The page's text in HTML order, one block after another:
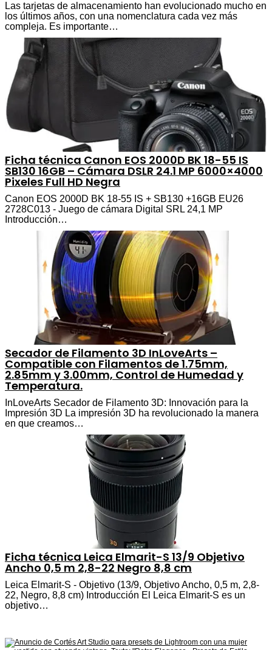
Las tarjetas de almacenamiento han evolucionado mucho en
los últimos años, con una nomenclatura cada vez más
compleja. Es importante…
Ficha técnica Canon EOS 2000D BK 18-55 IS
SB130 16GB – Cámara DSLR 24.1 MP 6000×4000
Pixeles Full HD Negra
Canon EOS 2000D BK 18-55 IS + SB130 +16GB EU26
2728C013 - Juego de cámara Digital SRL 24,1 MP
Introducción…
Secador de Filamento 3D InLoveArts –
Compatible con Filamentos de 1.75mm,
2.85mm y 3.00mm, Control de Humedad y
Temperatura.
InLoveArts Secador de Filamento 3D: Innovación para la
Impresión 3D La impresión 3D ha revolucionado la manera
en que creamos…
Ficha técnica Leica Elmarit-S 13/9 Objetivo
Ancho 0,5 m 2,8-22 Negro 8,8 cm
Leica Elmarit-S - Objetivo (13/9, Objetivo Ancho, 0,5 m, 2,8-
22, Negro, 8,8 cm) Introducción El Leica Elmarit-S es un
objetivo…